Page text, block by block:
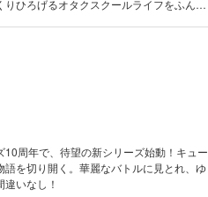
ひろげるオタクスクールライフをふんわ
10周年で、待望の新シリーズ始動！キュー
語を切り開く。華麗なバトルに見とれ、ゆ
いなし！